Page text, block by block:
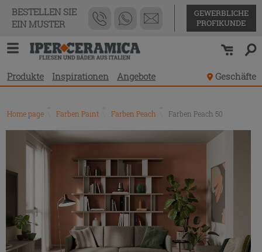
BESTELLEN SIE
EIN MUSTER
GEWERBLICHE
PROFIKUNDE
Produkte Inspirationen Angebote Geschäfte
Home page Farben Paint Farben Peach Farben Peach 50